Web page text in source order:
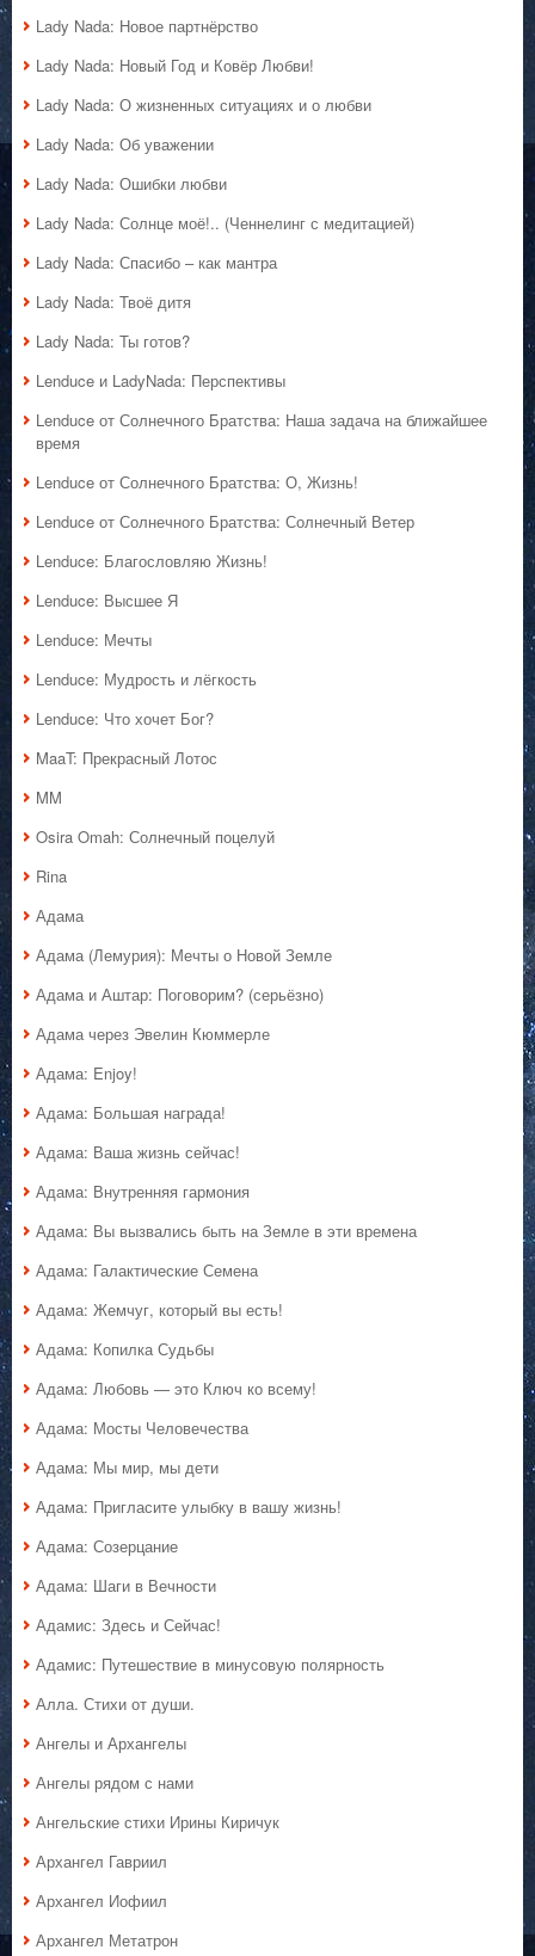
Lady Nada: Новое партнёрство
Lady Nada: Новый Год и Ковёр Любви!
Lady Nada: О жизненных ситуациях и о любви
Lady Nada: Об уважении
Lady Nada: Ошибки любви
Lady Nada: Солнце моё!.. (Ченнелинг с медитацией)
Lady Nada: Спасибо – как мантра
Lady Nada: Твоё дитя
Lady Nada: Ты готов?
Lenduce и LadyNada: Перспективы
Lenduce от Солнечного Братства: Наша задача на ближайшее
время
Lenduce от Солнечного Братства: О, Жизнь!
Lenduce от Солнечного Братства: Солнечный Ветер
Lenduce: Благословляю Жизнь!
Lenduce: Высшее Я
Lenduce: Мечты
Lenduce: Мудрость и лёгкость
Lenduce: Что хочет Бог?
MaaT: Прекрасный Лотос
MM
Osira Omah: Солнечный поцелуй
Rina
Адама
Адама (Лемурия): Мечты о Новой Земле
Адама и Аштар: Поговорим? (серьёзно)
Адама через Эвелин Кюммерле
Адама: Enjoy!
Адама: Большая награда!
Адама: Ваша жизнь сейчас!
Адама: Внутренняя гармония
Адама: Вы вызвались быть на Земле в эти времена
Адама: Галактические Семена
Адама: Жемчуг, который вы есть!
Адама: Копилка Судьбы
Адама: Любовь — это Ключ ко всему!
Адама: Мосты Человечества
Адама: Мы мир, мы дети
Адама: Пригласите улыбку в вашу жизнь!
Адама: Созерцание
Адама: Шаги в Вечности
Адамис: Здесь и Сейчас!
Адамис: Путешествие в минусовую полярность
Алла. Стихи от души.
Ангелы и Архангелы
Ангелы рядом с нами
Ангельские стихи Ирины Киричук
Архангел Гавриил
Архангел Иофиил
Архангел Метатрон